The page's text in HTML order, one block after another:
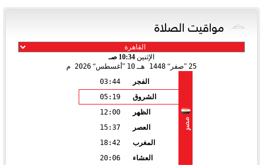
مواقيت الصلاة
الإثنين 10:34 صـ
25 صفر 1448 هـ 10 أغسطس 2026 م
مصر
الفجر
03:44
الشروق
05:19
الظهر
12:00
العصر
15:37
المغرب
18:42
العشاء
20:06